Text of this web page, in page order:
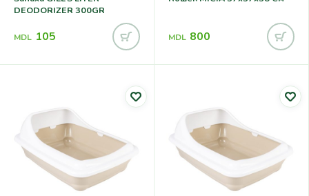
DEODORIZER 300GR
MDL 105 MDL 800